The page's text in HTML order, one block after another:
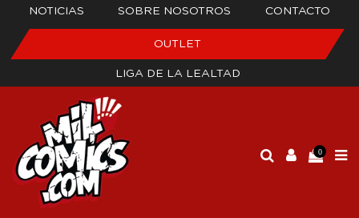
NOTICIAS SOBRE NOSOTROS CONTACTO
OUTLET
LIGA DE LA LEALTAD
0